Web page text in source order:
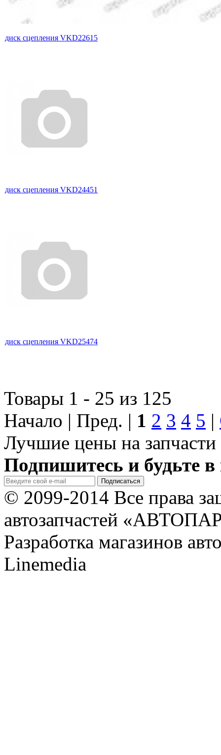
диск сцепления VKD22615
диск сцепления VKD24451
диск сцепления VKD25474
Товары 1 - 25 из 125
Начало | Пред. | 1 2 3 4 5 |
Лучшие цены на запчасти
Подпишитесь и будьте в
© 2099-2014 Все права
автозапчастей
Разработка магазинов
Linemedia